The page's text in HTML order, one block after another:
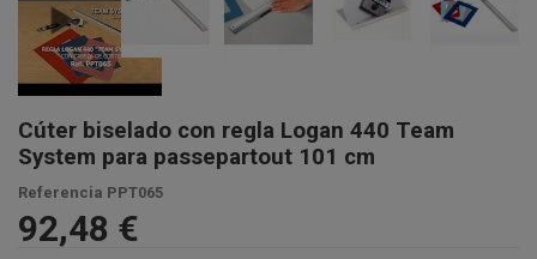
Cúter biselado con regla Logan 440 Team
System para passepartout 101 cm
Referencia PPT065
92,48 €